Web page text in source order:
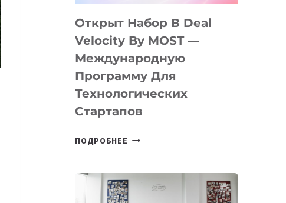
ПОДРОСТКАМ
БИЛЕТ
IT-
ПРЕДПРИНИМАТЕЛЬСТВО
Открыт Набор В Deal
Velocity By MOST —
Международную
Программу Для
Технологических
Стартапов
ПОДРОБНЕЕ ОТКРЫТ
DEAL
VELOCITY